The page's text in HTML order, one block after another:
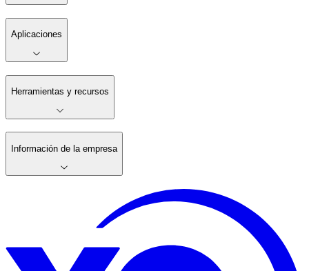
Aplicaciones
Herramientas y recursos
Información de la empresa